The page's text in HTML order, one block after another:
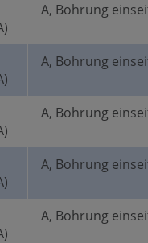
A, Bohrung
A, Bohrung
A, Bohrung
A, Bohrung
A, Bohrung